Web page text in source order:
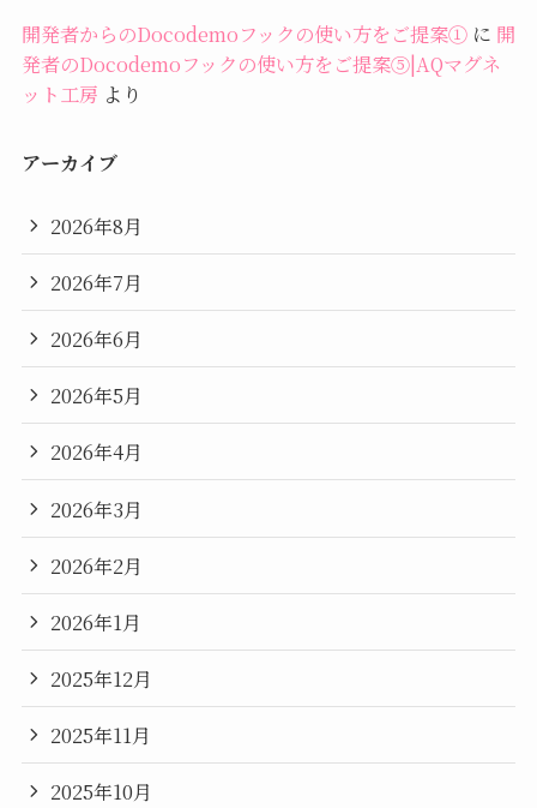
開発者からのDocodemoフックの使い方をご提案①に 開
発者のDocodemoフックの使い方をご提案⑤|AQマグネ
ット工房 より
アーカイブ
2026年8月
2026年7月
2026年6月
2026年5月
2026年4月
2026年3月
2026年2月
2026年1月
2025年12月
2025年11月
2025年10月